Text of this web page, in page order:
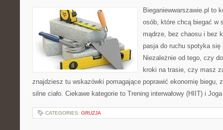
Bieganiewwarszawie.pl to
osób, które chcą biegać w
mądrze, bez chaosu i bez
pasja do ruchu spotyka
Niezależnie od tego, czy
kroki na trasie, czy masz
znajdziesz tu wskazówki pomagające poprawić ekonomię biegu,
silne ciało. Ciekawe kategorie to Trening interwałowy (HIIT) i
CATEGORIES: GRUZJA